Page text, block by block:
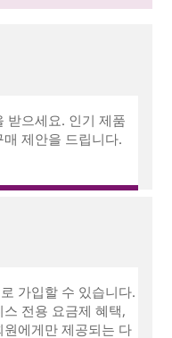
받으세요. 인기 제품
제안을 드립니다.
가입할 수 있습니다.
전용 요금제 혜택,
에게만 제공되는 다